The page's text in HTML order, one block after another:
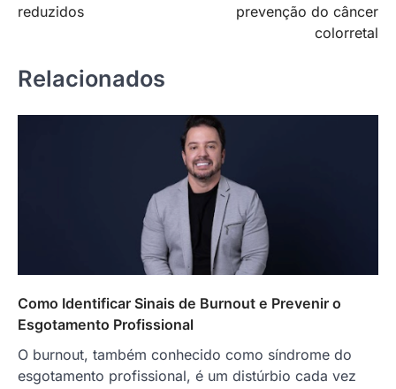
reduzidos
prevenção do câncer
colorretal
Relacionados
Como Identificar Sinais de Burnout e Prevenir o
Esgotamento Profissional
O burnout, também conhecido como síndrome do
esgotamento profissional, é um distúrbio cada vez